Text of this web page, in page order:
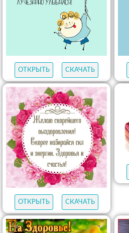
СКАЧАТЬ
ОТКРЫТЬ СКАЧАТЬ
ОТКРЫТЬ СКАЧАТЬ
ОТКРЫТЬ СКАЧАТЬ
ОТКРЫТЬ
СКАЧАТЬ